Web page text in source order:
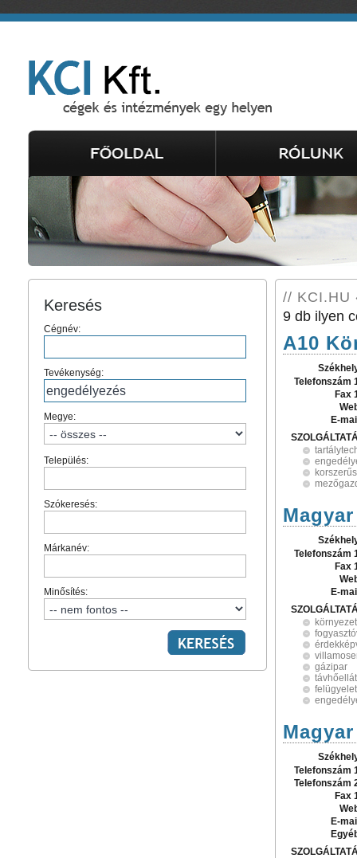
Keresés
Cégnév:
Tevékenység:
Megye:
Település:
Szókeresés:
Márkanév:
Minősítés:
// KCI.HU
9 db ilyen
A10
Telefonszám
Fax
E-
Telefonszám
Fax
E-
gázipar
felügyelet
Telefonszám
Telefonszám
Fax
E-